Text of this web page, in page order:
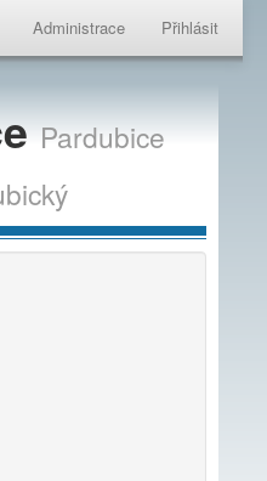
Administrace Přihlásit
Pardubice